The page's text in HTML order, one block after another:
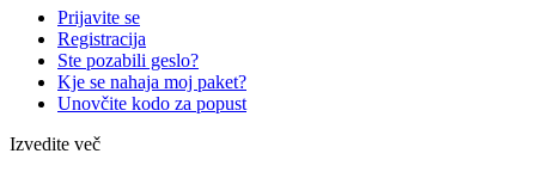
Prijavite se
Registracija
Ste pozabili geslo?
Kje se nahaja moj paket?
Unovčite kodo za popust
Izvedite več